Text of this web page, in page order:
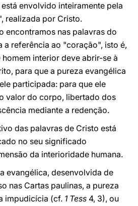
envolvido inteiramente pela
realizada por Cristo.
encontramos nas palavras do
a referência ao "coração", isto é,
interior deve abrir-se à
para que a pureza evangélica
participada: para que ele
valor do corpo, libertado dos
mediante a redenção.
das palavras de Cristo está
no seu significado
da interioridade humana.
evangélica, desenvolvida de
nas Cartas paulinas, a pureza
impudicícia (cf. 1 Tess 4, 3), ou